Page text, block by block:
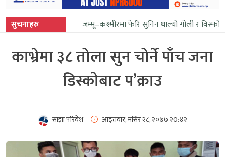
सुचनाहरु जम्मू–कश्मीरमा फेरि सुनिन थाल्यो गोली र
काभ्रेमा ३८ तोला सुन चोर्ने पाँच जना
डिस्कोबाट प’क्राउ
साझा परिवेश आइतवार, मंसिर २८, २०७७२0:४२